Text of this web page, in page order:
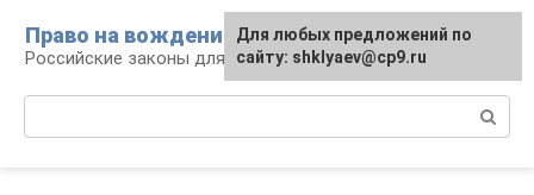
контенту
Право на вождение
Российские законы для автомобилистов
Для любых предложений по
сайту: shklyaev@cp9.ru